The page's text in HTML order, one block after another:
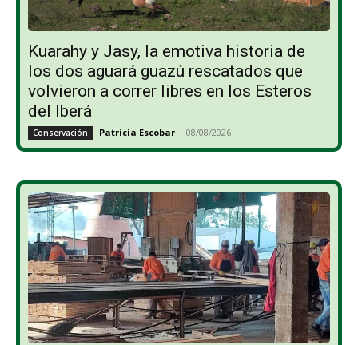
Kuarahy y Jasy, la emotiva historia de
los dos aguará guazú rescatados que
volvieron a correr libres en los Esteros
del Iberá
Conservación Patricia Escobar - 08/08/2026